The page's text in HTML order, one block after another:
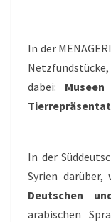
In der
dabei:
In der
Syrien
Deutschen
arabischen